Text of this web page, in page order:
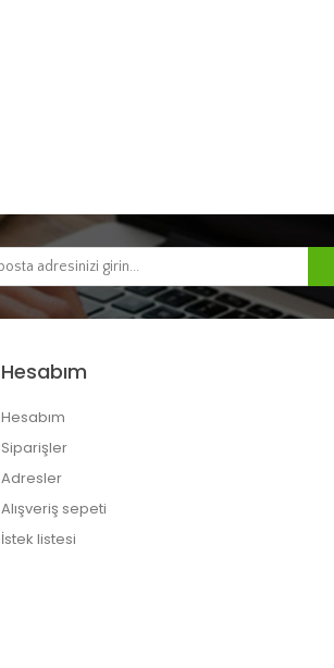
Hesabım
Hesabım
Siparişler
Adresler
Alışveriş sepeti
İstek listesi